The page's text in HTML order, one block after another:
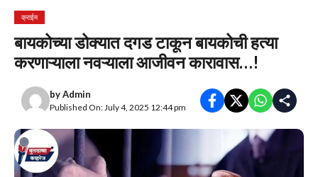
क्राईम
बायकोच्या डोक्यात दगड टाकून बायकोची हत्या
करणाऱ्याला नवऱ्याला आजीवन कारावास…!
byAdmin
Published On: July 4, 2025 12:44 pm